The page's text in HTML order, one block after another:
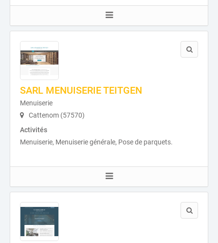
SARL MENUISERIE TEITGEN
Menuiserie
Cattenom (57570)
Activités
Menuiserie, Menuiserie générale, Pose de parquets.